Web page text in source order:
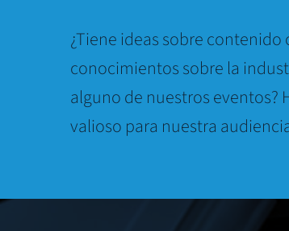
¿Tiene ideas sobre
conocimientos sobre la
alguno de nuestros eventos?
valioso para nuestra